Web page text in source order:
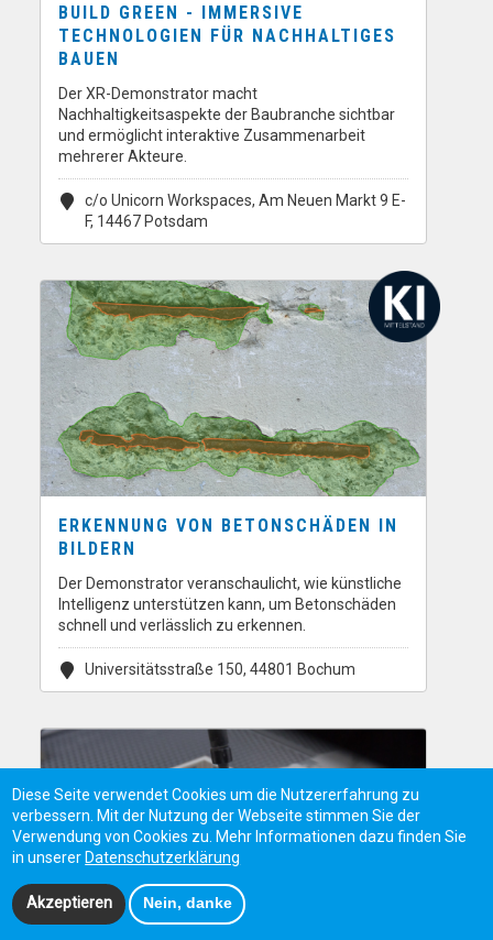
BUILD GREEN - IMMERSIVE
TECHNOLOGIEN FÜR NACHHALTIGES
BAUEN
Der XR-Demonstrator macht
Nachhaltigkeitsaspekte der Baubranche sichtbar
und ermöglicht interaktive Zusammenarbeit
mehrerer Akteure.
c/o Unicorn Workspaces, Am Neuen Markt 9 E-
F, 14467 Potsdam
ERKENNUNG VON BETONSCHÄDEN IN
BILDERN
Der Demonstrator veranschaulicht, wie künstliche
Intelligenz unterstützen kann, um Betonschäden
schnell und verlässlich zu erkennen.
Universitätsstraße 150, 44801 Bochum
Diese Seite verwendet Cookies um die Nutzererfahrung zu
verbessern. Mit der Nutzung der Webseite stimmen Sie der
Verwendung von Cookies zu. Mehr Informationen dazu finden Sie
in unserer Datenschutzerklärung
Akzeptieren Nein, danke